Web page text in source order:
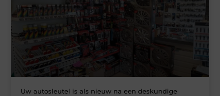
Uw autosleutel is als nieuw na een deskundige